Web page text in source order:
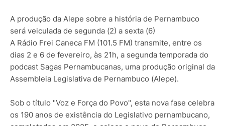
A produção da Alepe sobre a história de Pernambuco
será veiculada de segunda (2) a sexta (6)
A Rádio Frei Caneca FM (101.5 FM) transmite, entre os
dias 2 e 6 de fevereiro, às 21h, a segunda temporada do
podcast Sagas Pernambucanas, uma produção original da
Assembleia Legislativa de Pernambuco (Alepe).
Sob o título "Voz e Força do Povo", esta nova fase celebra
os 190 anos de existência do Legislativo pernambucano,